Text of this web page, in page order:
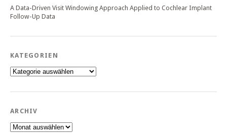
A Data-Driven Visit Windowing Approach Applied to Cochlear Implant
Follow-Up Data
KATEGORIEN
Kategorien
ARCHIV
Archiv